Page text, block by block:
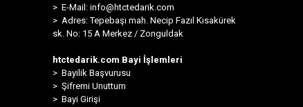
> E-Mail: info@htctedarik.com
> Adres: Tepebaşı mah. Necip Fazıl Kısakürek
sk. No: 15 A Merkez / Zonguldak
htctedarik.com Bayi İşlemleri
> Bayilik Başvurusu
> Şifremi Unuttum
> Bayi Girişi